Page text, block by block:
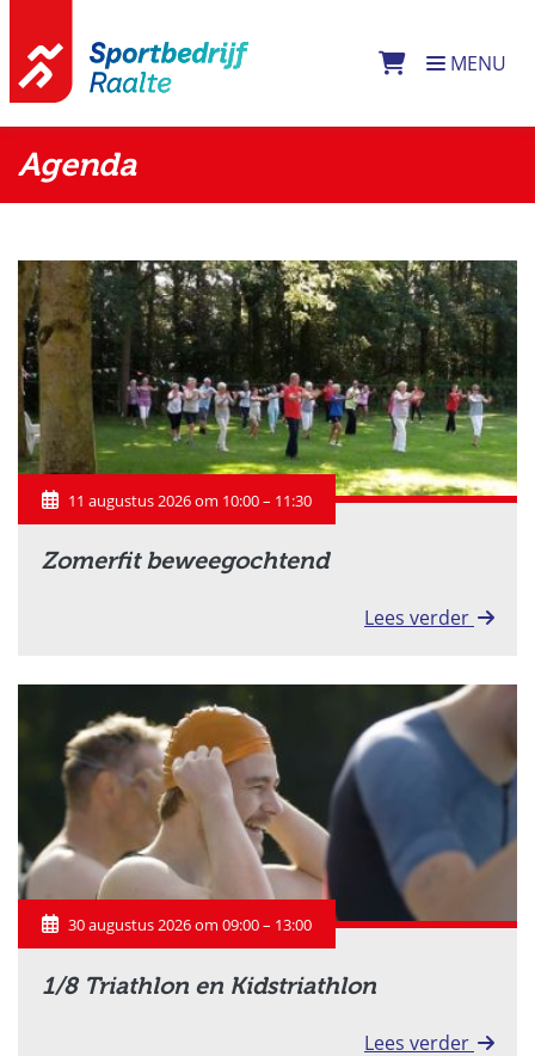
MENU
Agenda
11 augustus 2026 om 10:00 – 11:30
Zomerfit beweegochtend
Lees verder
30 augustus 2026 om 09:00 – 13:00
1/8 Triathlon en Kidstriathlon
Lees verder